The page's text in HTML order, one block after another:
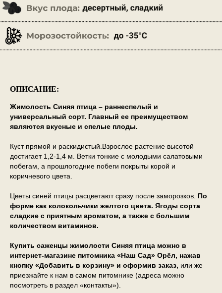
ОПИСАНИЕ:
Жимолость Синяя птица – раннеспелый и
универсальный сорт. Главный ее преимуществом
являются вкусные и спелые плоды.
Куст прямой и раскидистый.Взрослое растение высотой
достигает 1,2-1,4 м. Ветки тонкие с молодыми салатовыми
побегам, а прошлогодние побеги покрыты корой и
коричневого цвета.
Цветы синей птицы расцветают сразу после заморозков. По
форме как колокольчики желтого цвета. Ягоды сорта
сладкие с приятным ароматом, а также с большим
количеством витаминов.
Купить саженцы жимолости Синяя птица можно в
интернет-магазине питомника «Наш Сад» Орёл, нажав
кнопку «Добавить в корзину» и оформив заказ, или же
приезжайте к нам в самом питомнике (адреса можно
посмотреть в раздел «контакты»).